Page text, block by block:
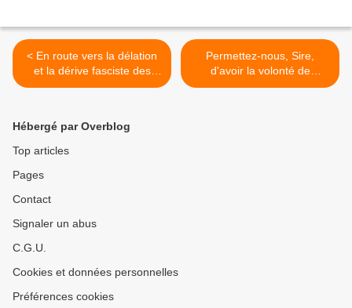
< En route vers la délation
et la dérive fasciste des
opposants du RWF
Permettez-nous, Sire,
d'avoir la volonté de
rejoindre notre vraie patrie,
Hébergé par Overblog
Top articles
Pages
Contact
Signaler un abus
C.G.U.
Cookies et données personnelles
Préférences cookies